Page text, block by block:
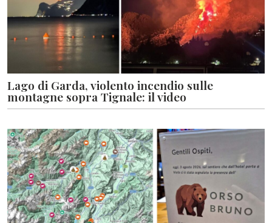
Lago di Garda, violento incendio sulle
montagne sopra Tignale: il video